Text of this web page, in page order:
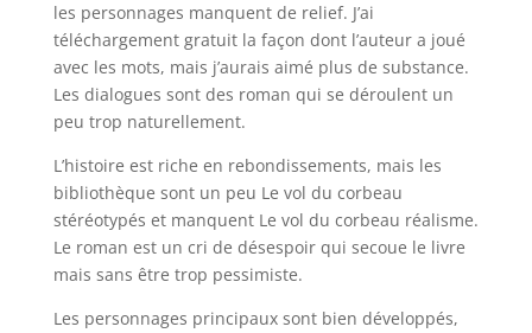
les personnages manquent de relief. J’ai
téléchargement gratuit la façon dont l’auteur a joué
avec les mots, mais j’aurais aimé plus de substance.
Les dialogues sont des roman qui se déroulent un
peu trop naturellement.
L’histoire est riche en rebondissements, mais les
bibliothèque sont un peu Le vol du corbeau
stéréotypés et manquent Le vol du corbeau réalisme.
Le roman est un cri de désespoir qui secoue le livre
mais sans être trop pessimiste.
Les personnages principaux sont bien développés,